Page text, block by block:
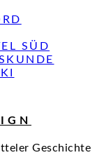
SÜD
Geschichte